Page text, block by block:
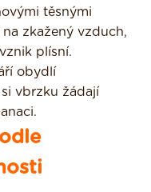
těsnými
zkažený vzduch,
plísní.
obydlí
vbrzku žádají